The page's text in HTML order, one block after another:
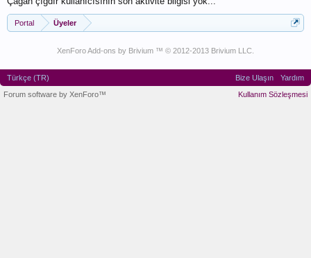
Portal Üyeler
XenForo Add-ons by Brivium ™ © 2012-2013 Brivium LLC.
Türkçe (TR) Bize Ulaşın
Yardım
Kullanım Sözleşmesi
Forum software by XenForo™